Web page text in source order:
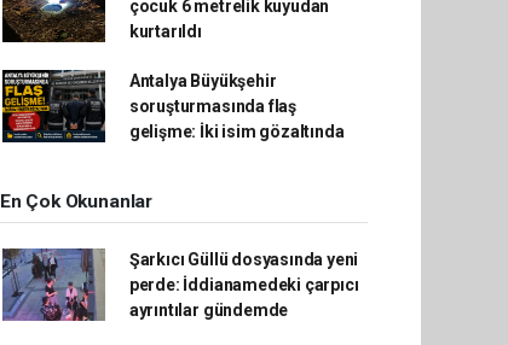
çocuk 6 metrelik kuyudan
kurtarıldı
Antalya Büyükşehir
soruşturmasında flaş
gelişme: İki isim gözaltında
En Çok Okunanlar
Şarkıcı Güllü dosyasında yeni
perde: İddianamedeki çarpıcı
ayrıntılar gündemde